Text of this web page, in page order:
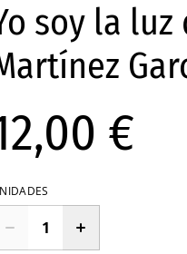
soy la
€